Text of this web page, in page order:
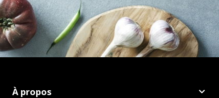
À propos